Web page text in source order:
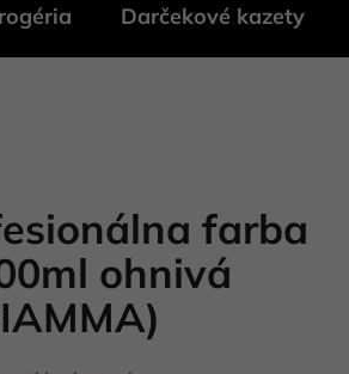
Darčekové kazety
farba
ohnivá